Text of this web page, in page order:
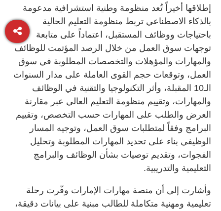
إطلاقها أخيراً تُعد منظومة وطنية استشرافية مدعومة
بالذكاء الاصطناعي تربط منظومة التعليم الحالية
باحتياجات ووظائف المستقبل، اعتماداً على متابعة
توجهات سوق العمل من خلال الرصد المؤتمت للوظائف
والمهارات والمؤهلات والتخصصات المطلوبة في سوق
العمل، وتوقعات حجم القوى العاملة على مدار السنوات
الـ10 المقبلة، وأثر التكنولوجيا والتقنية في الوظائف
والمهارات، وتقييم منظومة التعليم العالي عبر مقارنة
العرض والطلب على المهارات حسب التخصص، وتقييم
البرامج وفقاً لمتطلبات سوق العمل، وتوجيه المسار
الوظيفي بناء على تحديد المهارات المطلوبة وتحليل
الفجوات، وتقديم توصيات بشأن الوظائف والبرامج
التعليمية والتدريبية.
وأشارت إلى أن منصة مهارات الإمارات وفّرت رحلة
تعليمية ومهنية متكاملة للطالب مبنية على بيانات دقيقة،